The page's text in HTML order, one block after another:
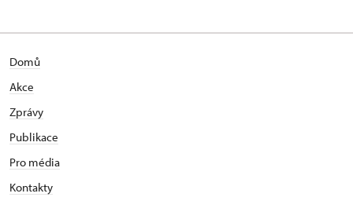
Domů
Akce
Zprávy
Publikace
Pro média
Kontakty